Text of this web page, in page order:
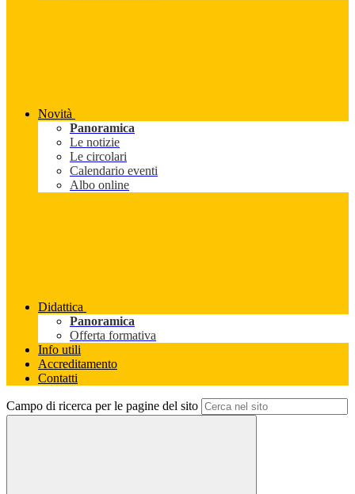
Novità
Panoramica
Le notizie
Le circolari
Calendario eventi
Albo online
Didattica
Panoramica
Offerta formativa
Info utili
Accreditamento
Contatti
Campo di ricerca per le pagine del sito